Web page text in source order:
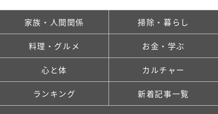
家族・人間関係 掃除・暮らし
料理・グルメ お金・学ぶ
心と体 カルチャー
ランキング 新着記事一覧